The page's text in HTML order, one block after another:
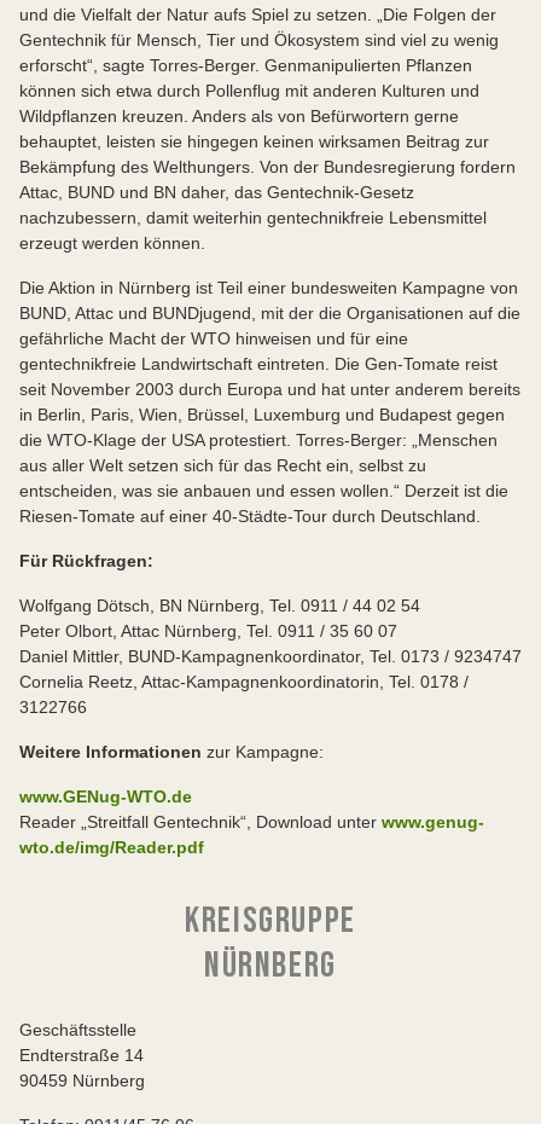
und die Vielfalt der Natur aufs Spiel zu setzen. „Die Folgen der
Gentechnik für Mensch, Tier und Ökosystem sind viel zu wenig
erforscht“, sagte Torres-Berger. Genmanipulierten Pflanzen
können sich etwa durch Pollenflug mit anderen Kulturen und
Wildpflanzen kreuzen. Anders als von Befürwortern gerne
behauptet, leisten sie hingegen keinen wirksamen Beitrag zur
Bekämpfung des Welthungers. Von der Bundesregierung fordern
Attac, BUND und BN daher, das Gentechnik-Gesetz
nachzubessern, damit weiterhin gentechnikfreie Lebensmittel
erzeugt werden können.
Die Aktion in Nürnberg ist Teil einer bundesweiten Kampagne von
BUND, Attac und BUNDjugend, mit der die Organisationen auf die
gefährliche Macht der WTO hinweisen und für eine
gentechnikfreie Landwirtschaft eintreten. Die Gen-Tomate reist
seit November 2003 durch Europa und hat unter anderem bereits
in Berlin, Paris, Wien, Brüssel, Luxemburg und Budapest gegen
die WTO-Klage der USA protestiert. Torres-Berger: „Menschen
aus aller Welt setzen sich für das Recht ein, selbst zu
entscheiden, was sie anbauen und essen wollen.“ Derzeit ist die
Riesen-Tomate auf einer 40-Städte-Tour durch Deutschland.
Für Rückfragen:
Wolfgang Dötsch, BN Nürnberg, Tel. 0911 / 44 02 54
Peter Olbort, Attac Nürnberg, Tel. 0911 / 35 60 07
Daniel Mittler, BUND-Kampagnenkoordinator, Tel. 0173 / 9234747
Cornelia Reetz, Attac-Kampagnenkoordinatorin, Tel. 0178 /
3122766
Weitere Informationen zur Kampagne:
www.GENug-WTO.de
Reader „Streitfall Gentechnik“, Download unter www.genug-
wto.de/img/Reader.pdf
KREISGRUPPE
NÜRNBERG
Geschäftsstelle
Endterstraße 14
90459 Nürnberg